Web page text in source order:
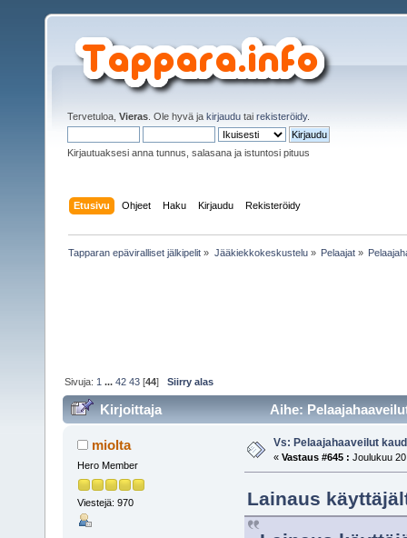
Tervetuloa, Vieras . Ole hyvä ja kirjaudu tai rekisteröidy.
Kirjautuaksesi anna tunnus, salasana ja istuntosi pituus
Etusivu Ohjeet Haku Kirjaudu Rekisteröidy
Tapparan epäviralliset jälkipelit » Jääkiekkokeskustelu» Pelaajat»
Sivuja: 1 ...42 43 [44]Siirry alas
Kirjoittaja Aihe:
miolta
Hero Member
Viestejä: 970
Vs: Pelaajahaaveilut
« Vastaus #645 : Joulukuu
Lainaus